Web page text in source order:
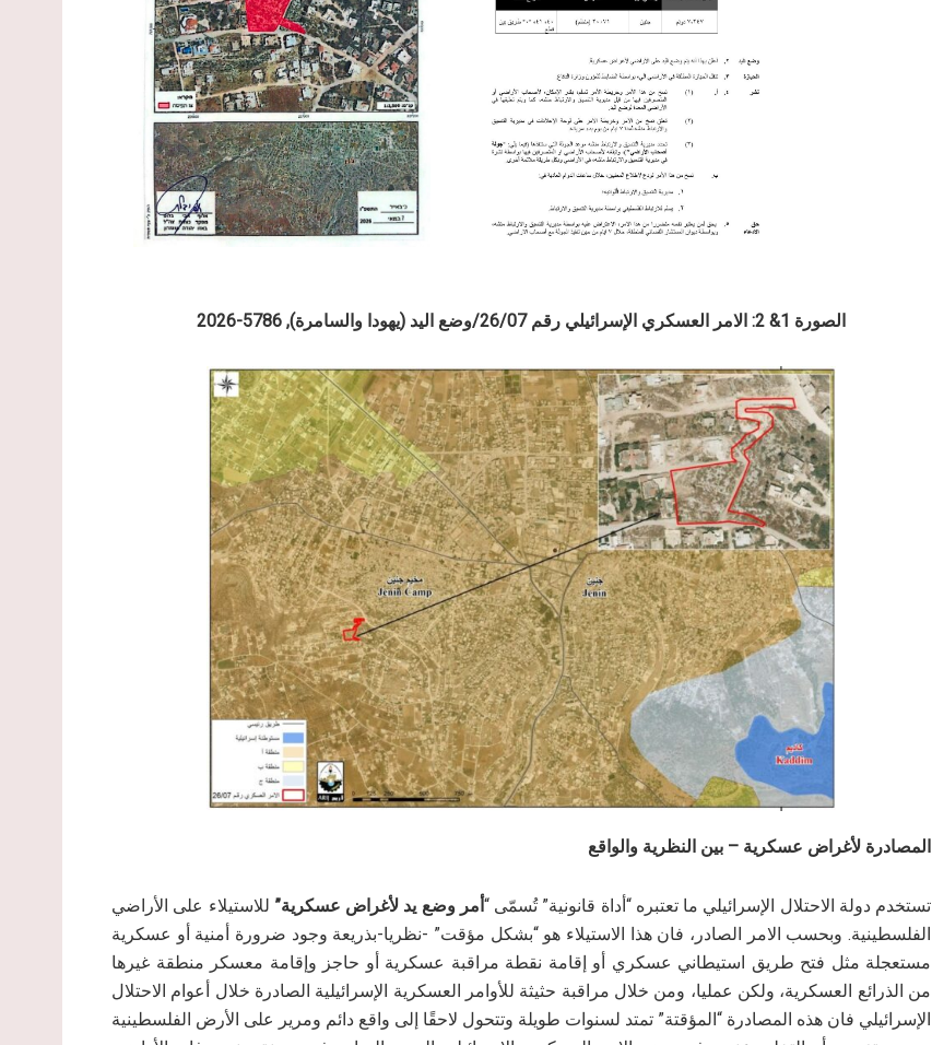
الصورة 1& 2: الامر العسكري الإسرائيلي رقم 26/07/وضع اليد (يهودا والسامرة), 5786-2026
المصادرة لأغراض عسكرية – بين النظرية والواقع
تستخدم دولة الاحتلال الإسرائيلي ما تعتبره “أداة قانونية” تُسمّى “ أمر وضع يد لأغراض عسكرية” للاستيلاء على الأراضي
الفلسطينية. وبحسب الامر الصادر، فان هذا الاستيلاء هو “بشكل مؤقت” -نظريا-بذريعة وجود ضرورة أمنية أو عسكرية
مستعجلة مثل فتح طريق استيطاني عسكري أو إقامة نقطة مراقبة عسكرية أو حاجز وإقامة معسكر منطقة غيرها
من الذرائع العسكرية، ولكن عمليا، ومن خلال مراقبة حثيثة للأوامر العسكرية الإسرائيلية الصادرة خلال أعوام الاحتلال
الإسرائيلي فان هذه المصادرة “المؤقتة” تمتد لسنوات طويلة وتتحول لاحقًا إلى واقع دائم ومرير على الأرض الفلسطينية